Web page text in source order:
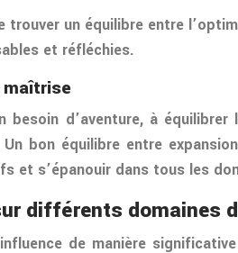
trouver un équilibre entre
et réfléchies.
maîtrise
besoin d’aventure, à
bon équilibre entre
et s’épanouir dans tous les
différents domaines
de manière